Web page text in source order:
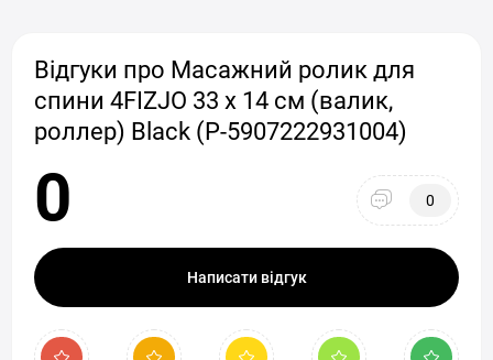
Відгуки про Масажний ролик для
спини 4FIZJO 33 x 14 см (валик,
роллер) Black (P-5907222931004)
0 0
Написати відгук